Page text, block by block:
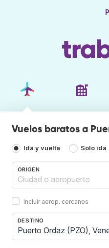
Vuelos baratos a
Ida y vuelta Solo ida
ORIGEN
Incluir aerop. cercanos
DESTINO